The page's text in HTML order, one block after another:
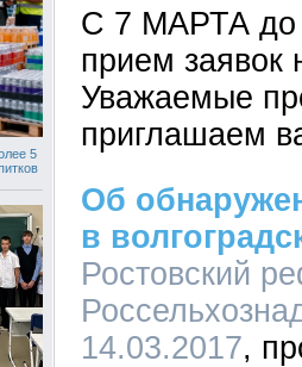
5
С 7 МАРТА
прием заявок
Уважаемые
приглашаем
Об
в
Ростовский
14.03.2017